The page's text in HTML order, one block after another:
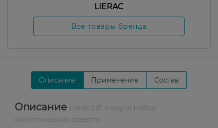
LIERAC
Все товары бренда
Описание Применение Состав
Описание